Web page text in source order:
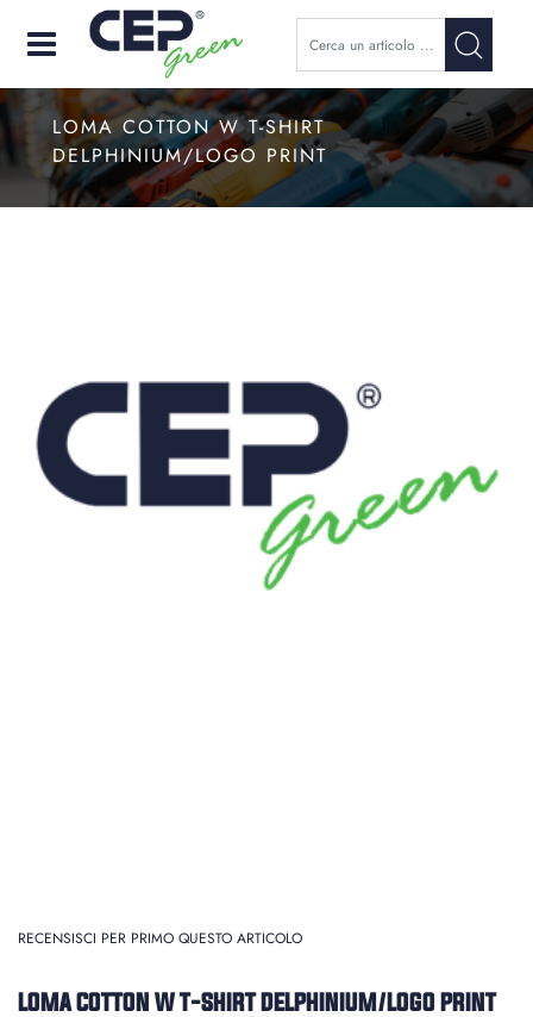
Open
LOMA COTTON W T-SHIRT
DELPHINIUM/LOGO PRINT
RECENSISCI PER PRIMO QUESTO ARTICOLO
LOMA COTTON W T-SHIRT DELPHINIUM/LOGO PRINT